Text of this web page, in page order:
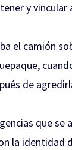
y vincular
el camión
de
que se
la identidad